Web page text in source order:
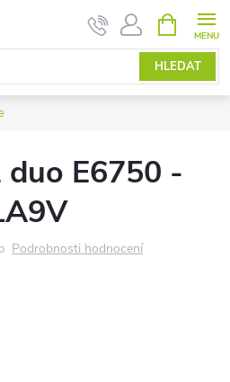
HLEDAT
NÁKUPNÍ
KOŠÍK
E6750 -
Podrobnosti hodnocení